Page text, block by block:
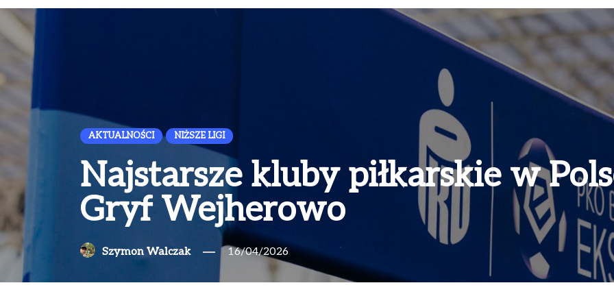
AKTUALNOŚCI NIŻSZE LIGI
Najstarsze kluby piłkarskie w
Gryf Wejherowo
Szymon Walczak 16/04/2026